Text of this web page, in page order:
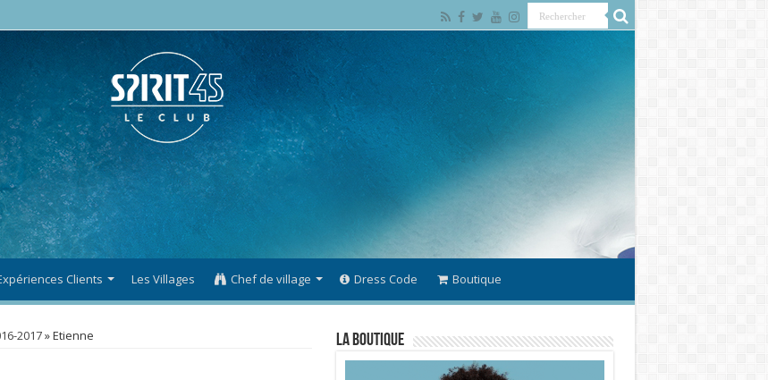
Clients Les Villages Chef de village Dress Code Boutique
2017»Etienne La Boutique